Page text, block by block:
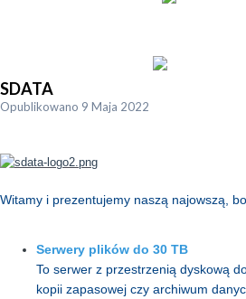
SDATA
Opublikowano 9 Maja 2022
Witamy i prezentujemy naszą najowszą,
Serwery plików do 30 TB
To serwer z przestrzenią dyskową
kopii zapasowej czy archiwum